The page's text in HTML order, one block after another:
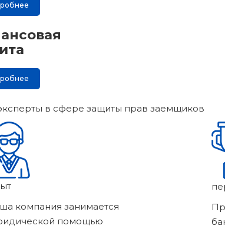
в сфере защиты прав заемщиков
компания занимается
помощью